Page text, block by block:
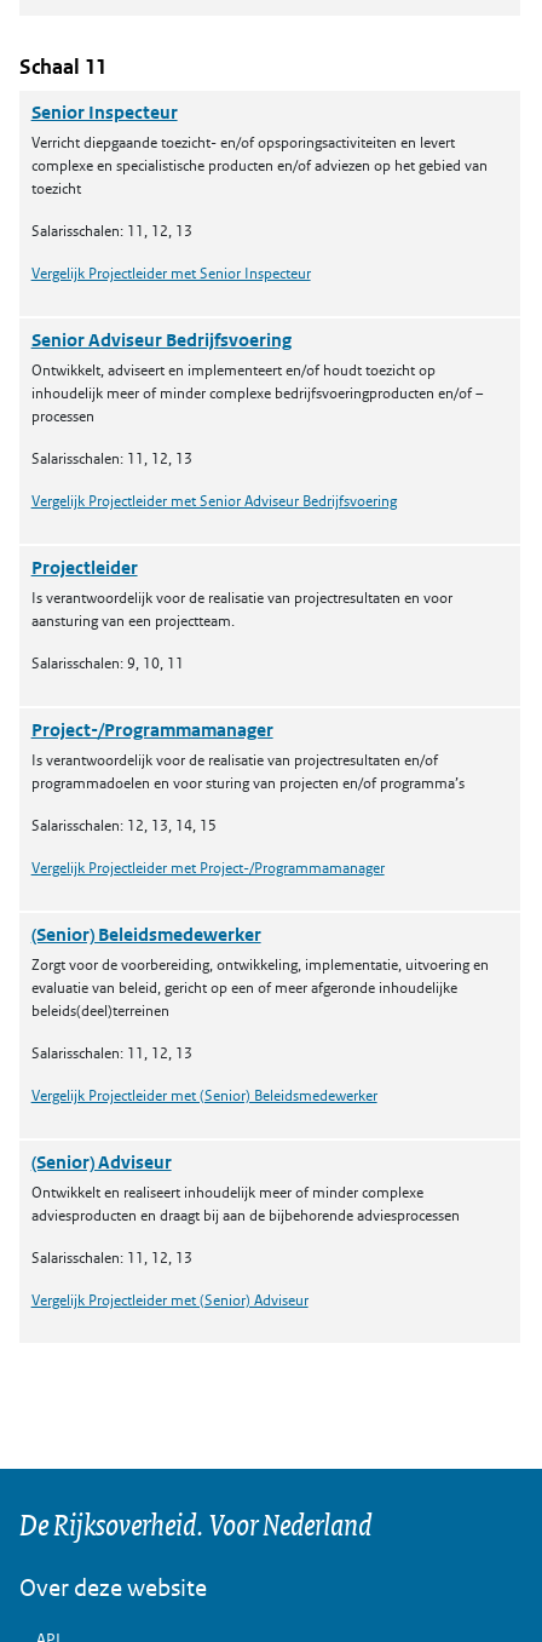
Schaal 11
Senior Inspecteur
Verricht diepgaande toezicht- en/of opsporingsactiviteiten en levert
complexe en specialistische producten en/of adviezen op het gebied van
toezicht
Salarisschalen: 11, 12, 13
Vergelijk Projectleider met Senior Inspecteur
Senior Adviseur Bedrijfsvoering
Ontwikkelt, adviseert en implementeert en/of houdt toezicht op
inhoudelijk meer of minder complexe bedrijfsvoeringproducten en/of –
processen
Salarisschalen: 11, 12, 13
Vergelijk Projectleider met Senior Adviseur Bedrijfsvoering
Projectleider
Is verantwoordelijk voor de realisatie van projectresultaten en voor
aansturing van een projectteam.
Salarisschalen: 9, 10, 11
Project-/Programmamanager
Is verantwoordelijk voor de realisatie van projectresultaten en/of
programmadoelen en voor sturing van projecten en/of programma’s
Salarisschalen: 12, 13, 14, 15
Vergelijk Projectleider met Project-/Programmamanager
(Senior) Beleidsmedewerker
Zorgt voor de voorbereiding, ontwikkeling, implementatie, uitvoering en
evaluatie van beleid, gericht op een of meer afgeronde inhoudelijke
beleids(deel)terreinen
Salarisschalen: 11, 12, 13
Vergelijk Projectleider met (Senior) Beleidsmedewerker
(Senior) Adviseur
Ontwikkelt en realiseert inhoudelijk meer of minder complexe
adviesproducten en draagt bij aan de bijbehorende adviesprocessen
Salarisschalen: 11, 12, 13
Vergelijk Projectleider met (Senior) Adviseur
De Rijksoverheid. Voor Nederland
Over deze website